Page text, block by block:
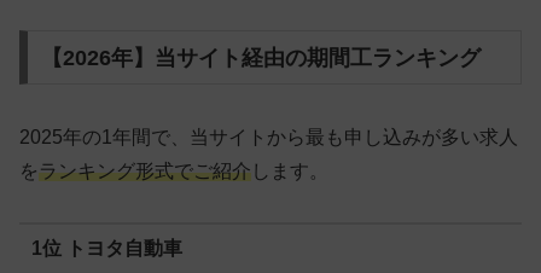
【2026年】当サイト経由の期間工ランキング
2025年の1年間で、当サイトから最も申し込みが多い求人
をランキング形式でご紹介 します。
1位 トヨタ自動車